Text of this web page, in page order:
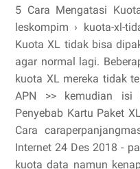
5 Cara Mengatasi
leskompim › kuota-xl-
Kuota XL tidak bisa
agar normal lagi.
kuota XL mereka tidak
APN >> kemudian isi
Penyebab Kartu Paket
Cara
Internet 24 Des 2018 -
kuota data namun